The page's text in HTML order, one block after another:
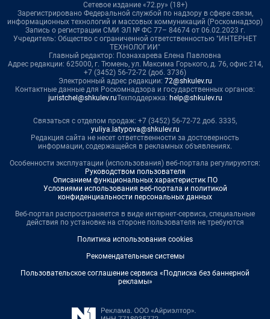
Сетевое издание «72.ру» (18+)
Зарегистрировано Федеральной службой по надзору в сфере связи,
информационных технологий и массовых коммуникаций (Роскомнадзор)
Запись о регистрации СМИ ЭЛ № ФС 77– 84674 от 06.02.2023 г.
Учредитель: Общество с ограниченной ответственностью "ИНТЕРНЕТ
ТЕХНОЛОГИИ"
Главный редактор: Познахарева Елена Павловна
Адрес редакции: 625000, г. Тюмень, ул. Максима Горького, д. 76, офис 214,
+7 (3452) 56-72-72 (доб. 3736)
Электронный адрес редакции: 72@shkulev.ru
Контактные данные для Роскомнадзора и государственных органов:
juristchel@shkulev.ruТехподдержка: help@shkulev.ru
Связаться с отделом продаж: +7 (3452) 56-72-72 доб. 3335,
yuliya.latypova@shkulev.ru
Редакция сайта не несет ответственности за достоверность
информации, содержащейся в рекламных объявлениях.
Особенности эксплуатации (использования) веб-портала регулируются:
Руководством пользователя
Описанием функциональных характеристик ПО
Условиями использования веб-портала и политикой
конфиденциальности персональных данных
Веб-портал распространяется в виде интернет-сервиса, специальные
действия по установке на стороне пользователя не требуются
Политика использования cookies
Рекомендательные системы
Пользовательское соглашение сервиса «Подписка без баннерной
рекламы»